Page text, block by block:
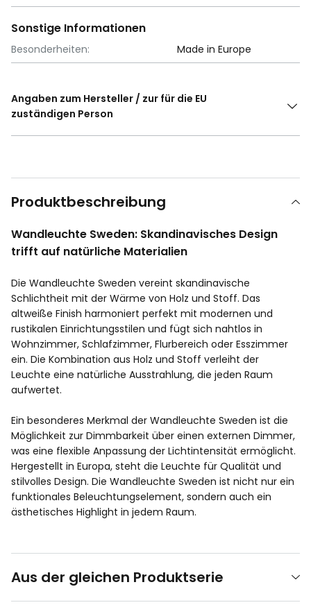
Sonstige Informationen
Besonderheiten: Made in Europe
Angaben zum Hersteller / zur für die EU
zuständigen Person
Produktbeschreibung
Wandleuchte Sweden: Skandinavisches Design
trifft auf natürliche Materialien
Die Wandleuchte Sweden vereint skandinavische
Schlichtheit mit der Wärme von Holz und Stoff. Das
altweiße Finish harmoniert perfekt mit modernen und
rustikalen Einrichtungsstilen und fügt sich nahtlos in
Wohnzimmer, Schlafzimmer, Flurbereich oder Esszimmer
ein. Die Kombination aus Holz und Stoff verleiht der
Leuchte eine natürliche Ausstrahlung, die jeden Raum
aufwertet.
Ein besonderes Merkmal der Wandleuchte Sweden ist die
Möglichkeit zur Dimmbarkeit über einen externen Dimmer,
was eine flexible Anpassung der Lichtintensität ermöglicht.
Hergestellt in Europa, steht die Leuchte für Qualität und
stilvolles Design. Die Wandleuchte Sweden ist nicht nur ein
funktionales Beleuchtungselement, sondern auch ein
ästhetisches Highlight in jedem Raum.
Aus der gleichen Produktserie